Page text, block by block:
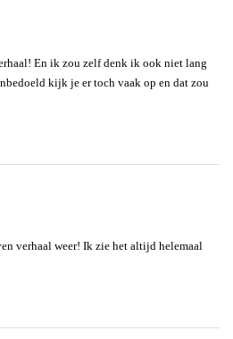
En ik zou zelf denk ik ook niet lang
kijk je er toch vaak op en dat zou
verhaal weer! Ik zie het altijd helemaal